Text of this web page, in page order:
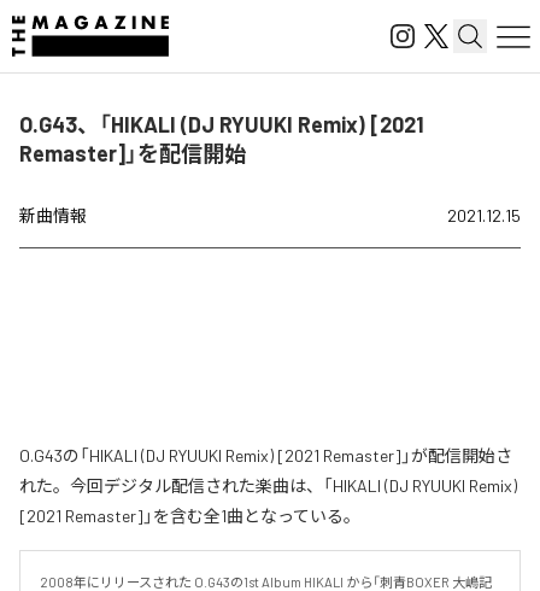
O.G43、「HIKALI (DJ RYUUKI Remix) [2021
Remaster]」を配信開始
新曲情報 2021.12.15
O.G43の「HIKALI (DJ RYUUKI Remix) [2021 Remaster]」が配信開始さ
れた。今回デジタル配信された楽曲は、「HIKALI (DJ RYUUKI Remix)
[2021 Remaster]」を含む全1曲となっている。
2008年にリリースされた O.G43の1st Album HIKALI から「刺青BOXER 大嶋記